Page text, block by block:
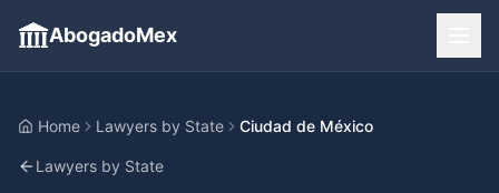
AbogadoMex
Home Lawyers by State Ciudad de México
Lawyers by State